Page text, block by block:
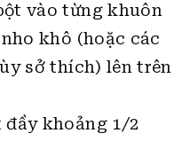
vào từng khuôn
khô (hoặc các
sở thích) lên trên
đầy khoảng 1/2